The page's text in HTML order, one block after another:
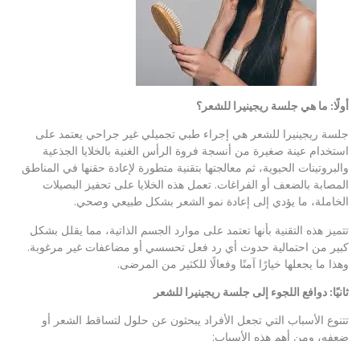
أولًا: ما هي جلسة ريجينيرا للشعر؟
جلسة ريجينيرا للشعر هي إجراء طبي تجميلي غير جراحي يعتمد على
استخدام عينة صغيرة من أنسجة فروة الرأس الغنية بالخلايا الجذعية
والبروتينات الحيوية، ثم معالجتها بتقنية متطورة لإعادة حقنها في المناطق
المصابة بالضعف أو الفراغات. تعمل هذه الخلايا على تحفيز البصيلات
الخاملة، ما يؤدي إلى إعادة نمو الشعر بشكل طبيعي وصحي.
تتميز هذه التقنية بأنها تعتمد على موارد الجسم الذاتية، مما يقلل بشكل
كبير من احتمالية حدوث أي رد فعل تحسسي أو مضاعفات غير مرغوبة.
وهذا ما يجعلها خيارًا آمنًا وفعالًا للكثير من المرضى.
ثانيًا: دوافع اللجوء إلى جلسة ريجينيرا للشعر
تتنوع الأسباب التي تجعل الأفراد يبحثون عن حلول لتساقط الشعر أو
ضعفه، ومن أهم هذه الأسباب: